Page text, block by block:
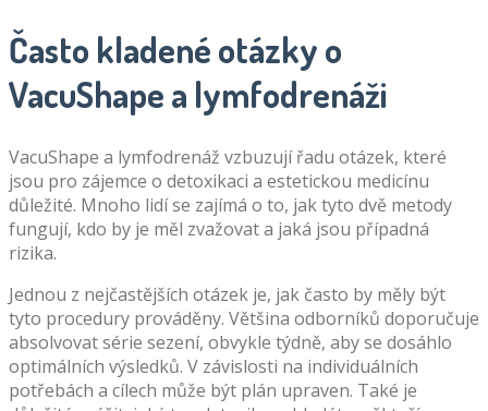
Často kladené otázky o
VacuShape a lymfodrenáži
VacuShape a lymfodrenáž vzbuzují řadu otázek, které
jsou pro zájemce o detoxikaci a estetickou medicínu
důležité. Mnoho lidí se zajímá o to, jak tyto dvě metody
fungují, kdo by je měl zvažovat a jaká jsou případná
rizika.
Jednou z nejčastějších otázek je, jak často by měly být
tyto procedury prováděny. Většina odborníků doporučuje
absolvovat série sezení, obvykle týdně, aby se dosáhlo
optimálních výsledků. V závislosti na individuálních
potřebách a cílech může být plán upraven. Také je